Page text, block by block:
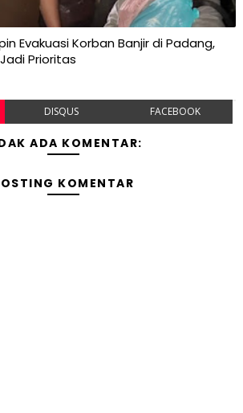
Evakuasi Korban Banjir di Padang,
Prioritas
DISQUS FACEBOOK
ADA KOMENTAR:
KOMENTAR